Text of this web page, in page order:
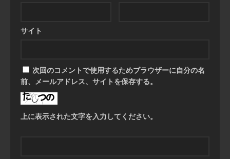
サイト
次回のコメントで使用するためブラウザーに自分の名
前、メールアドレス、サイトを保存する。
上に表示された文字を入力してください。